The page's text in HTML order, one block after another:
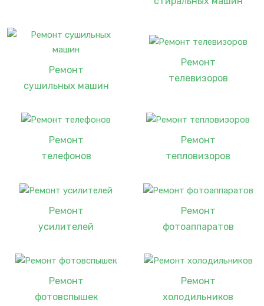
Ремонт
сушильных машин
Ремонт
телевизоров
Ремонт
телефонов
Ремонт
тепловизоров
Ремонт
усилителей
Ремонт
фотоаппаратов
Ремонт
фотовспышек
Ремонт
холодильников